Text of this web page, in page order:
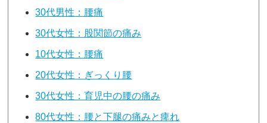
30代男性：腰痛
30代女性：股関節の痛み
10代女性：腰痛
20代女性：ぎっくり腰
30代女性：育児中の腰の痛み
80代女性：腰と下腿の痛みと痺れ